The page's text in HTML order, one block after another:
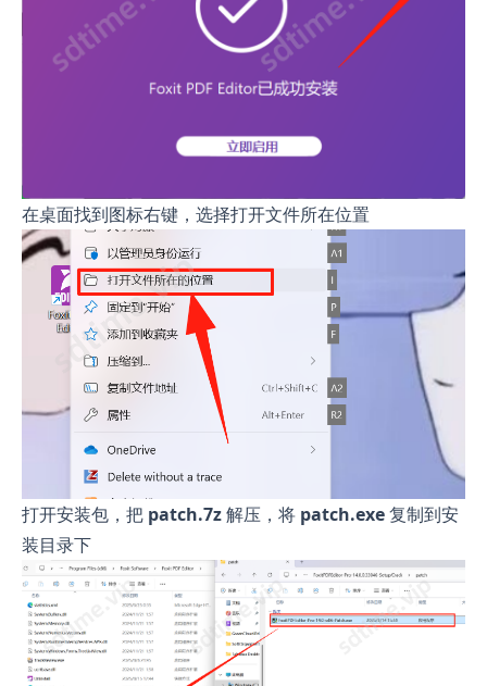
在桌面找到图标右键，选择打开文件所在位置
打开安装包，把 patch.7z解压，将 patch.exe复制到安
装目录下